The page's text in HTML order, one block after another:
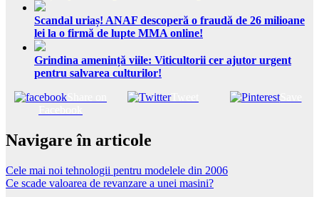
Scandal uriaș! ANAF descoperă o fraudă de 26 milioane
lei la o firmă de lupte MMA online!
Grindina amenință viile: Viticultorii cer ajutor urgent
pentru salvarea culturilor!
Tweet Save
Navigare în articole
Cele mai noi tehnologii pentru modelele din 2006
Ce scade valoarea de revanzare a unei masini?